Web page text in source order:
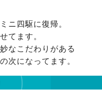
ニ四駆に復帰。
てます。
なこだわりがある
次になってます。